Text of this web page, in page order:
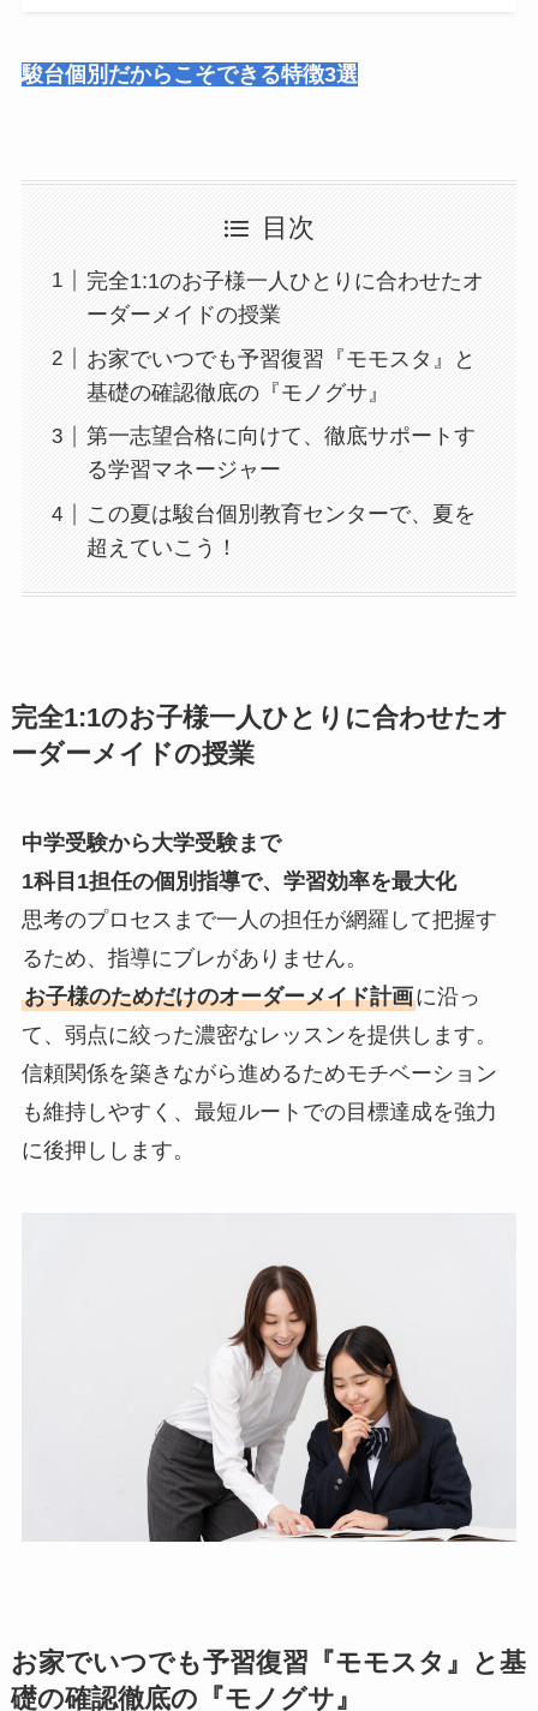
駿台個別だからこそできる特徴3選
目次
完全1:1のお子様一人ひとりに合わせたオ
ーダーメイドの授業
お家でいつでも予習復習『モモスタ』と
基礎の確認徹底の『モノグサ』
第一志望合格に向けて、徹底サポートす
る学習マネージャー
この夏は駿台個別教育センターで、夏を
超えていこう！
完全1:1のお子様一人ひとりに合わせたオ
ーダーメイドの授業
中学受験から大学受験まで
1科目1担任の個別指導で、学習効率を最大化
思考のプロセスまで一人の担任が網羅して把握す
るため、指導にブレがありません。
お子様のためだけのオーダーメイド計画に沿っ
て、弱点に絞った濃密なレッスンを提供します。
信頼関係を築きながら進めるためモチベーション
も維持しやすく、最短ルートでの目標達成を強力
に後押しします。
お家でいつでも予習復習『モモスタ』と基
礎の確認徹底の『モノグサ』